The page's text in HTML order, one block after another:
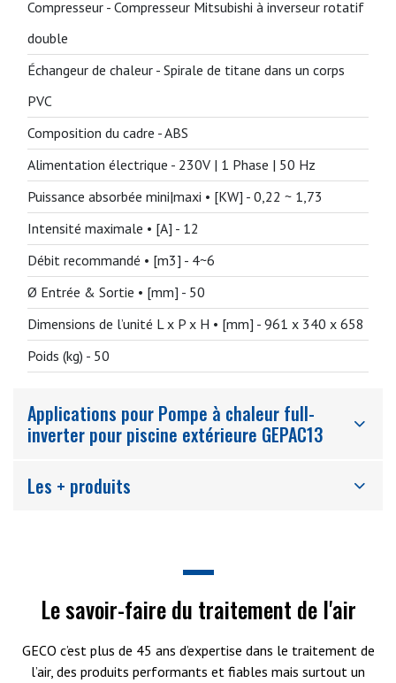
Compresseur - Compresseur Mitsubishi à inverseur rotatif
double
Échangeur de chaleur - Spirale de titane dans un corps
PVC
Composition du cadre -ABS
Alimentation électrique - 230V | 1 Phase | 50 Hz
Puissance absorbée mini|maxi • [KW] - 0,22 ~ 1,73
Intensité maximale • [A] - 12
Débit recommandé • [m3] - 4~6
Ø Entrée & Sortie • [mm] - 50
Dimensions de l’unité L x P x H • [mm] - 961 x 340 x 658
Poids (kg) - 50
Applications pour Pompe à chaleur full-
inverter pour piscine extérieure GEPAC13
Les + produits
Le savoir-faire du traitement de l'air
GECO c’est plus de 45 ans d’expertise dans le traitement de
l’air, des produits performants et fiables mais surtout un